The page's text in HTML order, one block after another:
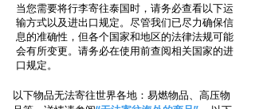
当您需要将行李寄往泰国时，请务必查看以下运
输方式以及进出口规定。尽管我们已尽力确保信
息的准确性，但各个国家和地区的法律法规可能
会有所变更。请务必在使用前查阅相关国家的进
口规定。
以下物品无法寄往世界各地：易燃物品、高压物